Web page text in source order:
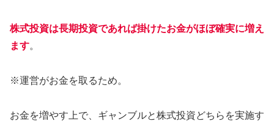
株式投資は長期投資であれば掛けたお金がほぼ確実に増え
ます。
※運営がお金を取るため。
お金を増やす上で、ギャンブルと株式投資どちらを実施す